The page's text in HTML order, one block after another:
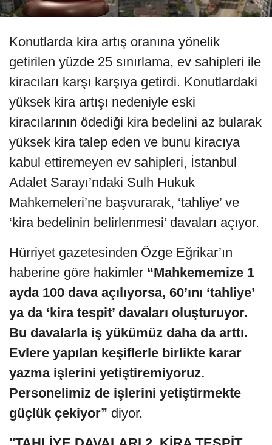
Konutlarda kira artış oranına yönelik
getirilen yüzde 25 sınırlama, ev sahipleri ile
kiracıları karşı karşıya getirdi. Konutlardaki
yüksek kira artışı nedeniyle eski
kiracılarının ödediği kira bedelini az bularak
yüksek kira talep eden ve bunu kiracıya
kabul ettiremeyen ev sahipleri, İstanbul
Adalet Sarayı’ndaki Sulh Hukuk
Mahkemeleri’ne başvurarak, ‘tahliye’ ve
‘kira bedelinin belirlenmesi’ davaları açıyor.
Hürriyet gazetesinden Özge Eğrikar’ın
haberine göre hakimler “Mahkememize 1
ayda 100 dava açılıyorsa, 60’ını ‘tahliye’
ya da ‘kira tespit’ davaları oluşturuyor.
Bu davalarla iş yükümüz daha da arttı.
Evlere yapılan keşiflerle birlikte karar
yazma işlerini yetiştiremiyoruz.
Personelimiz de işlerini yetiştirmekte
güçlük çekiyor” diyor.